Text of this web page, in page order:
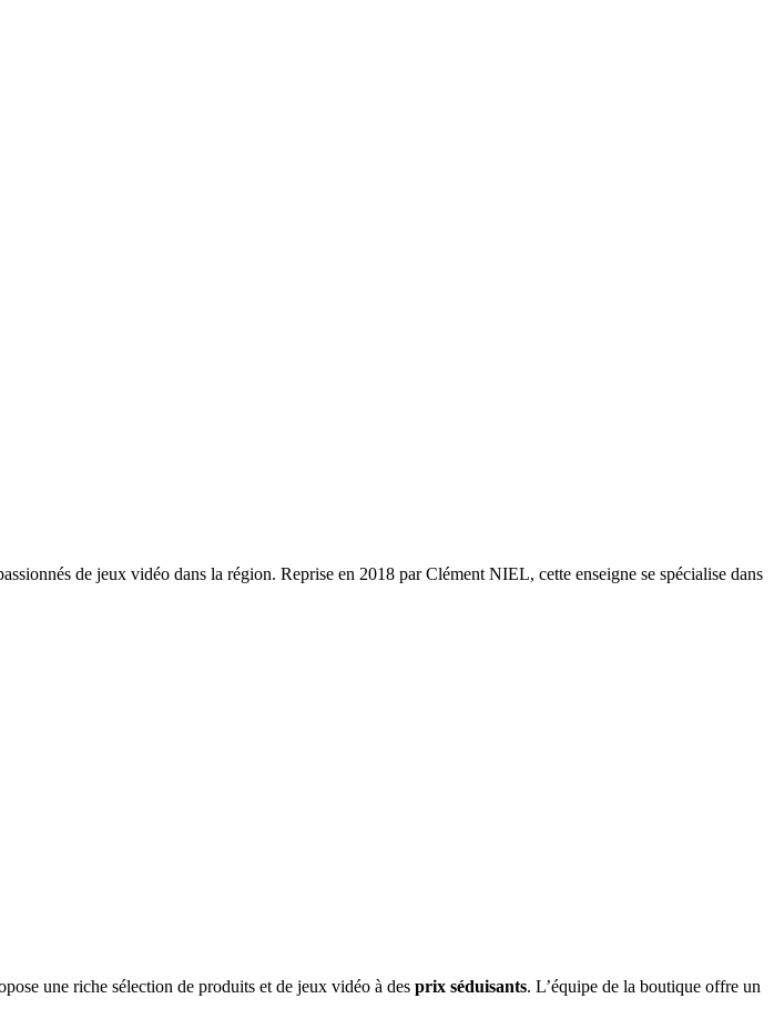
de jeux vidéo dans la région. Reprise en 2018 par Clément NIEL, cette enseigne se spécialise dans
une riche sélection de produits et de jeux vidéo à des prix séduisants. L’équipe de la boutique offre un